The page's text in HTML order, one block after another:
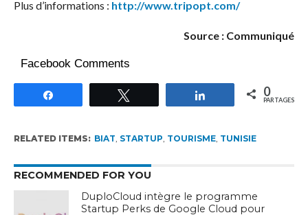
Plus d’informations : http://www.tripopt.com/
Source : Communiqué
Facebook Comments
Partagez 0
PARTAGES
RELATED ITEMS: BIAT STARTUP TOURISME, TUNISIE
RECOMMENDED FOR YOU
DuploCloud intègre le programme
Startup Perks de Google Cloud pour